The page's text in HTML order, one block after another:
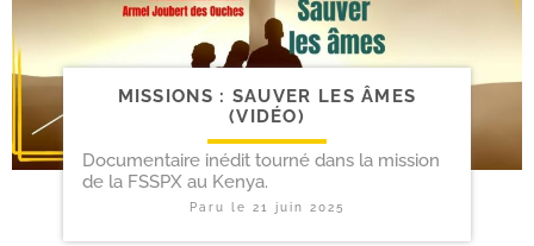
MISSIONS : SAUVER LES ÂMES
(VIDÉO)
Documentaire inédit tourné dans la mission
de la FSSPX au Kenya.
Paru le 21 juin 2025